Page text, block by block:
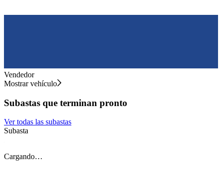
Vendedor
Mostrar vehículo
Subastas que terminan pronto
Ver todas las subastas
Subasta
Cargando…